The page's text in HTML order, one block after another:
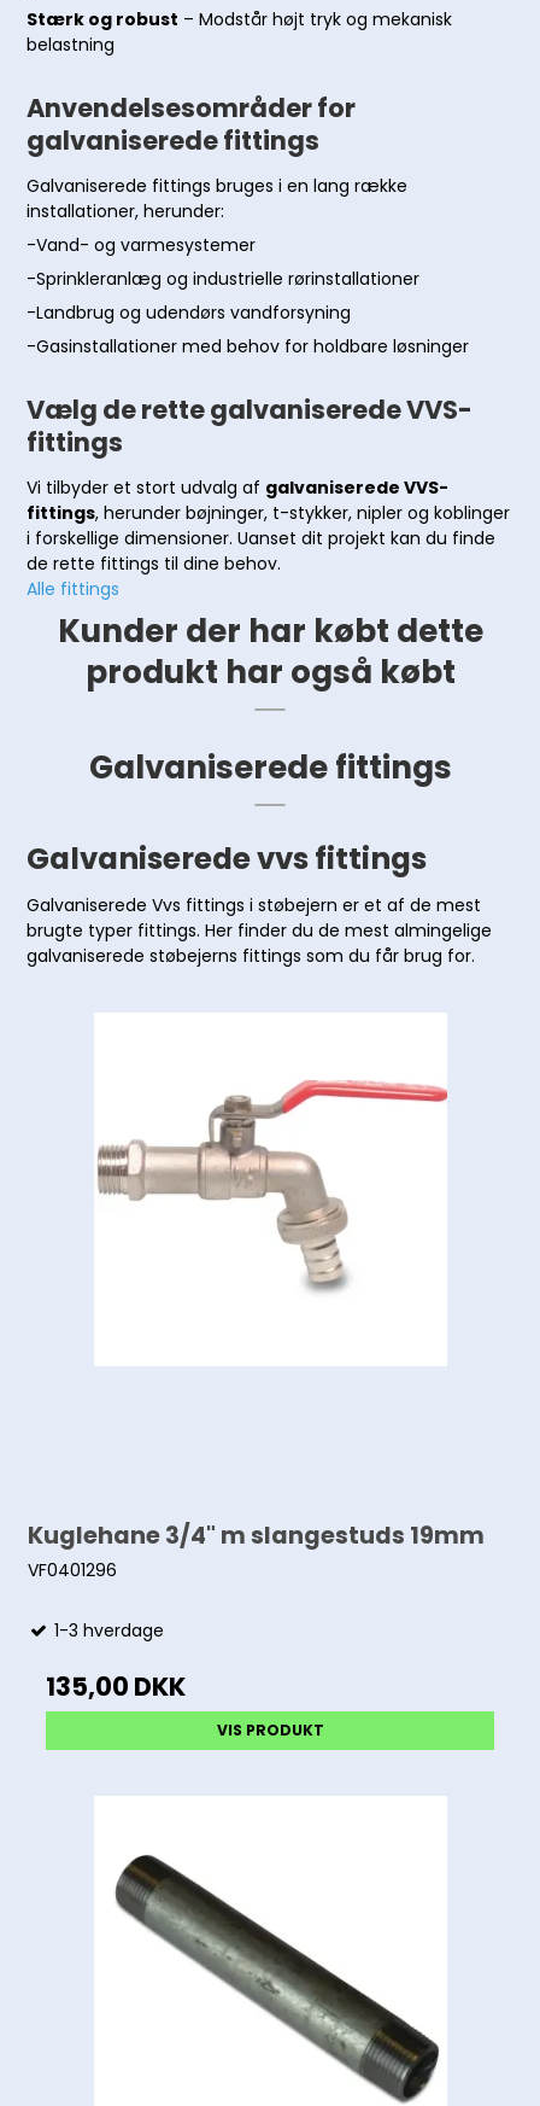
Stærk og robust – Modstår højt tryk og mekanisk
belastning
Anvendelsesområder for
galvaniserede fittings
Galvaniserede fittings bruges i en lang række
installationer, herunder:
-Vand- og varmesystemer
-Sprinkleranlæg og industrielle rørinstallationer
-Landbrug og udendørs vandforsyning
-Gasinstallationer med behov for holdbare løsninger
Vælg de rette galvaniserede VVS-
fittings
Vi tilbyder et stort udvalg af galvaniserede VVS-
fittings, herunder bøjninger, t-stykker, nipler og koblinger
i forskellige dimensioner. Uanset dit projekt kan du finde
de rette fittings til dine behov.
Alle fittings
Kunder der har købt dette
produkt har også købt
Galvaniserede fittings
Galvaniserede vvs fittings
Galvaniserede Vvs fittings i støbejern er et af de mest
brugte typer fittings. Her finder du de mest almingelige
galvaniserede støbejerns fittings som du får brug for.
Kuglehane 3/4" m slangestuds 19mm
VF0401296
1-3 hverdage
135,00 DKK
VIS PRODUKT